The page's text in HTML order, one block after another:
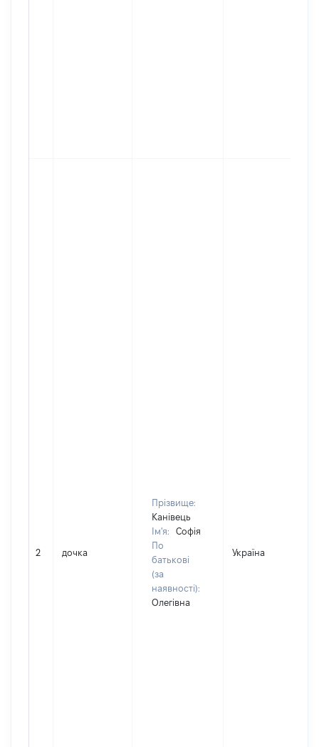
2 дочка
Прізвище:
Канівець
Ім'я:
Софія
По
батькові
(за
наявності):
Олегівна
Україна